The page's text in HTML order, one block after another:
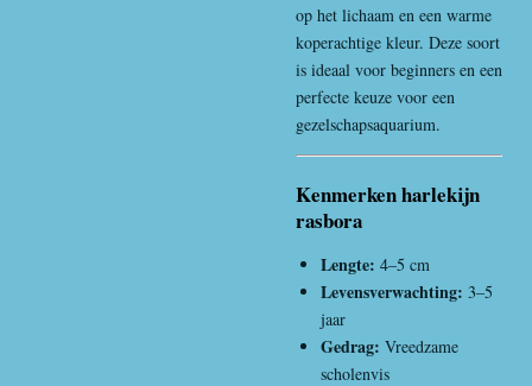
op het lichaam en een warme
koperachtige kleur. Deze soort
is ideaal voor beginners en een
perfecte keuze voor een
gezelschapsaquarium.
Kenmerken harlekijn
rasbora
Lengte: 4–5 cm
Levensverwachting: 3–5
jaar
Gedrag: Vreedzame
scholenvis